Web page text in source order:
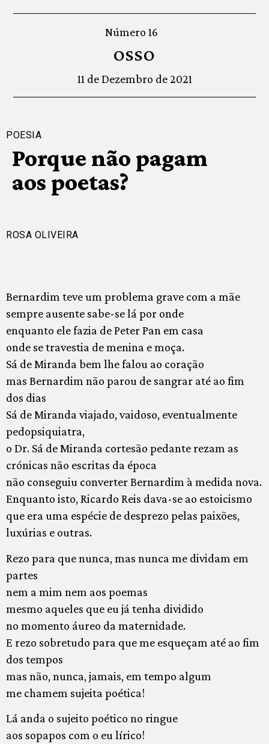
Número 16
OSSO
11 de Dezembro de 2021
POESIA
Porque não pagam
aos poetas?
ROSA OLIVEIRA
Bernardim teve um problema grave com a mãe
sempre ausente sabe-se lá por onde
enquanto ele fazia de Peter Pan em casa
onde se travestia de menina e moça.
Sá de Miranda bem lhe falou ao coração
mas Bernardim não parou de sangrar até ao fim
dos dias
Sá de Miranda viajado, vaidoso, eventualmente
pedopsiquiatra,
o Dr. Sá de Miranda cortesão pedante rezam as
crónicas não escritas da época
não conseguiu converter Bernardim à medida nova.
Enquanto isto, Ricardo Reis dava-se ao estoicismo
que era uma espécie de desprezo pelas paixões,
luxúrias e outras.
Rezo para que nunca, mas nunca me dividam em
partes
nem a mim nem aos poemas
mesmo aqueles que eu já tenha dividido
no momento áureo da maternidade.
E rezo sobretudo para que me esqueçam até ao fim
dos tempos
mas não, nunca, jamais, em tempo algum
me chamem sujeita poética!
Lá anda o sujeito poético no ringue
aos sopapos com o eu lírico!